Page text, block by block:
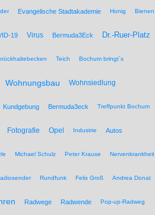
Evangelische Stadtakademie Honig Bienen
19 Virus Bermuda3Eck Dr.-Ruer-Platz
Teich Bochum bringt´s
Wohnungsbau Wohnsiedlung
Kundgebung Bermuda3eck Treffpunkt Bochum
Fotografie Opel Industrie Autos
Michael Schulz Peter Krause Nervenkrankheit
Rundfunk Felix Groß Andrea Donat
Radwege Radwende Pop-up-Radweg